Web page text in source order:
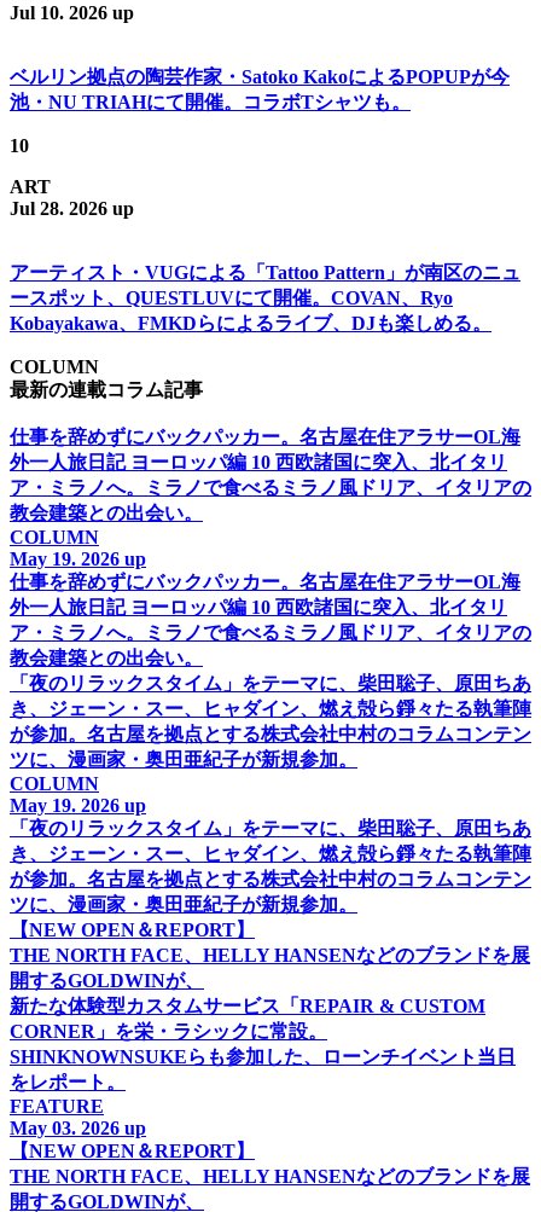
Jul 10. 2026 up
ベルリン拠点の陶芸作家・Satoko KakoによるPOPUPが今
池・NU TRIAHにて開催。コラボTシャツも。
10
ART
Jul 28. 2026 up
アーティスト・VUGによる「Tattoo Pattern」が南区のニュ
ースポット、QUESTLUVにて開催。COVAN、Ryo
Kobayakawa、FMKDらによるライブ、DJも楽しめる。
COLUMN
最新の連載コラム記事
仕事を辞めずにバックパッカー。名古屋在住アラサーOL海
外一人旅日記 ヨーロッパ編 10 西欧諸国に突入、北イタリ
ア・ミラノへ。ミラノで食べるミラノ風ドリア、イタリアの
教会建築との出会い。
COLUMN
May 19. 2026 up
仕事を辞めずにバックパッカー。名古屋在住アラサーOL海
外一人旅日記 ヨーロッパ編 10 西欧諸国に突入、北イタリ
ア・ミラノへ。ミラノで食べるミラノ風ドリア、イタリアの
教会建築との出会い。
「夜のリラックスタイム」をテーマに、柴田聡子、原田ちあ
き、ジェーン・スー、ヒャダイン、燃え殻ら錚々たる執筆陣
が参加。名古屋を拠点とする株式会社中村のコラムコンテン
ツに、漫画家・奥田亜紀子が新規参加。
COLUMN
May 19. 2026 up
「夜のリラックスタイム」をテーマに、柴田聡子、原田ちあ
き、ジェーン・スー、ヒャダイン、燃え殻ら錚々たる執筆陣
が参加。名古屋を拠点とする株式会社中村のコラムコンテン
ツに、漫画家・奥田亜紀子が新規参加。
【NEW OPEN＆REPORT】
THE NORTH FACE、HELLY HANSENなどのブランドを展
開するGOLDWINが、
新たな体験型カスタムサービス「REPAIR & CUSTOM
CORNER」を栄・ラシックに常設。
SHINKNOWNSUKEらも参加した、ローンチイベント当日
をレポート。
FEATURE
May 03. 2026 up
【NEW OPEN＆REPORT】
THE NORTH FACE、HELLY HANSENなどのブランドを展
開するGOLDWINが、